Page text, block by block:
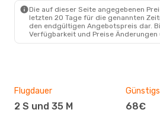
1 Zwischenstopp
HAJ- BOJ
Lufthansa 1 Zwischenstopp
BOJ- HAJ
Die auf dieser Seite angegebenen
letzten 20 Tage für die genannten
den endgültigen Angebotspreis dar.
Verfügbarkeit und Preise Änderungen
Flugdauer
2 S und 35 M 68€